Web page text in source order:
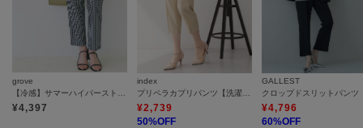
grove
¥4,397
index
¥2,739
50%OFF
GALLEST
クロップドスリットパンツ
¥4,796
60%OFF